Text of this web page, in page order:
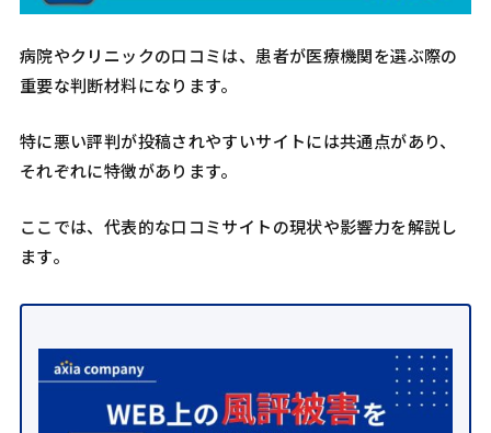
病院やクリニックの口コミは、患者が医療機関を選ぶ際の
重要な判断材料になります。
特に悪い評判が投稿されやすいサイトには共通点があり、
それぞれに特徴があります。
ここでは、代表的な口コミサイトの現状や影響力を解説し
ます。